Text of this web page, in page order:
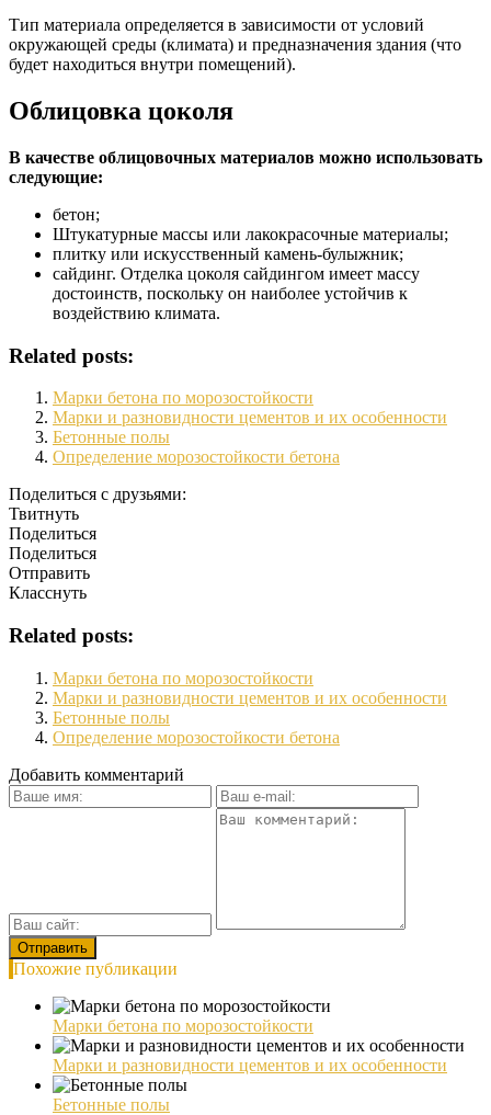
Тип материала определяется в зависимости от условий
окружающей среды (климата) и предназначения здания (что
будет находиться внутри помещений).
Облицовка цоколя
В качестве облицовочных материалов можно использовать
следующие:
бетон;
Штукатурные массы или лакокрасочные материалы;
плитку или искусственный камень-булыжник;
сайдинг. Отделка цоколя сайдингом имеет массу
достоинств, поскольку он наиболее устойчив к
воздействию климата.
Related posts:
Марки бетона по морозостойкости
Марки и разновидности цементов и их особенности
Бетонные полы
Определение морозостойкости бетона
Поделиться с друзьями:
Твитнуть
Поделиться
Поделиться
Отправить
Класснуть
Related posts:
Марки бетона по морозостойкости
Марки и разновидности цементов и их особенности
Бетонные полы
Определение морозостойкости бетона
Добавить комментарий
Похожие публикации
Марки бетона по морозостойкости
Марки и разновидности цементов и их особенности
Бетонные полы